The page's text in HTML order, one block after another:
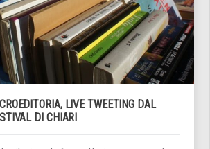
LIVE TWEETING DAL
DI CHIARI